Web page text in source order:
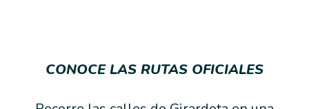
CONOCE LAS RUTAS OFICIALES